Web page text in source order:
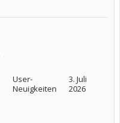
User-
Neuigkeiten
3. Juli
2026